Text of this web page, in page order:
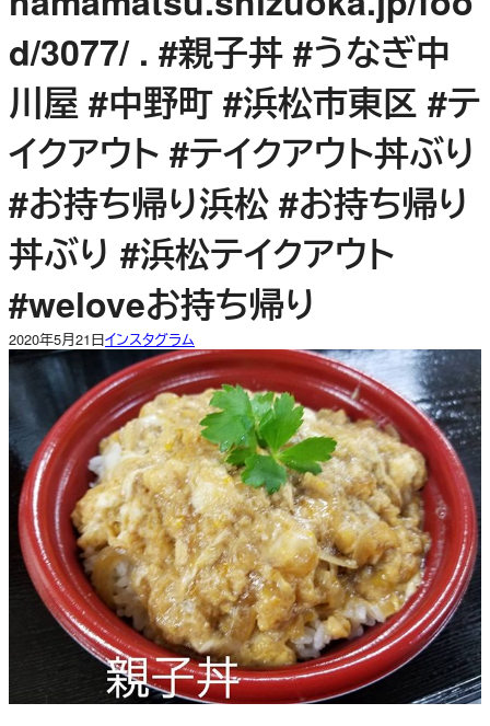
d/3077/ . #親子丼 #うなぎ中
川屋 #中野町 #浜松市東区 #テ
イクアウト #テイクアウト丼ぶり
#お持ち帰り浜松 #お持ち帰り
丼ぶり #浜松テイクアウト
#weloveお持ち帰り
2020年5月21日インスタグラム